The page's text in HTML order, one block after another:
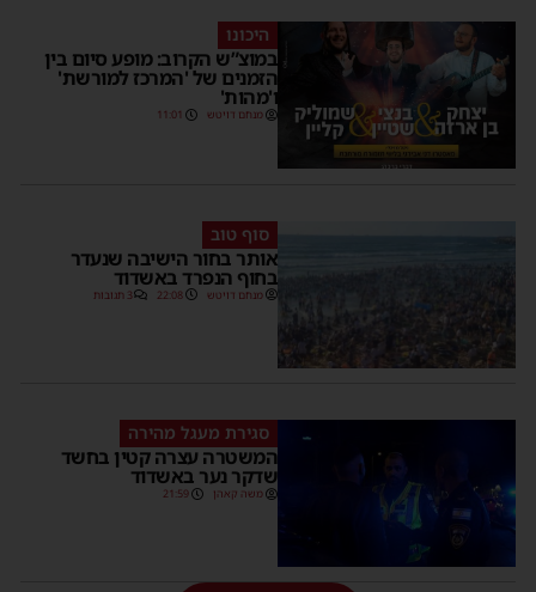
היכונו
במוצ”ש הקרוב: מופע סיום בין
הזמנים של 'המרכז למורשת'
ו'מהות'
מנחם דויטש 11:01
סוף טוב
אותר בחור הישיבה שנעדר
בחוף הנפרד באשדוד
מנחם דויטש 22:08 3 תגובות
סגירת מעגל מהירה
המשטרה עצרה קטין בחשד
שדקר נער באשדוד
משה קאהן 21:59